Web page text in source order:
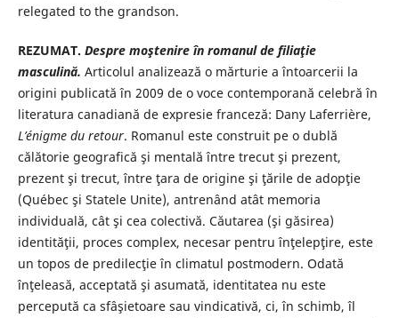
relegated to the grandson.
REZUMAT. Despre moştenire în romanul de filiaţie
masculină. Articolul analizează o mărturie a întoarcerii la
origini publicată în 2009 de o voce contemporană celebră în
literatura canadiană de expresie franceză: Dany Laferrière,
L’énigme du retour. Romanul este construit pe o dublă
călătorie geografică şi mentală între trecut şi prezent,
prezent şi trecut, între ţara de origine şi ţările de adopţie
(Québec şi Statele Unite), antrenând atât memoria
individuală, cât şi cea colectivă. Căutarea (şi găsirea)
identităţii, proces complex, necesar pentru înţelepţire, este
un topos de predilecţie în climatul postmodern. Odată
înţeleasă, acceptată şi asumată, identitatea nu este
percepută ca sfâşietoare sau vindicativă, ci, în schimb, îl